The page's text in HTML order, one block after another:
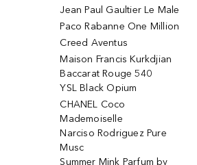
Jean Paul Gaultier Le Male
Paco Rabanne One Million
Creed Aventus
Maison Francis Kurkdjian
Baccarat Rouge 540
YSL Black Opium
CHANEL Coco
Mademoiselle
Narciso Rodriguez Pure
Musc
Summer Mink Parfum by